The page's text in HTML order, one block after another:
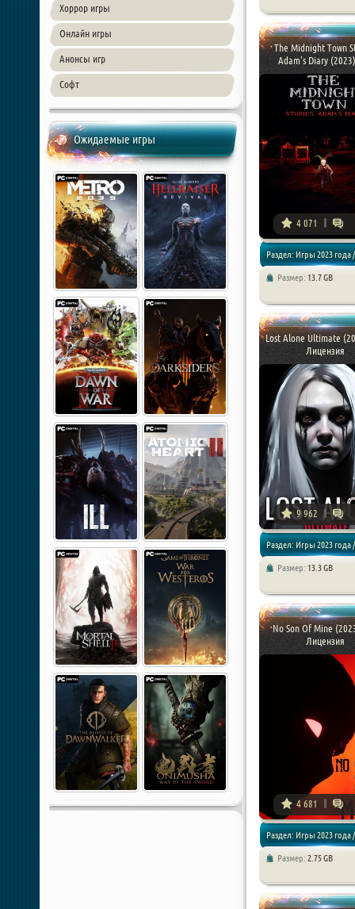
Хоррор игры
Онлайн игры
Анонсы игр
Софт
Ожидаемые игры
The Midnight Town
Adam's Diary
4 071
Раздел: Игры 2023 года /
Размер: 13.7 GB
Lost Alone Ultimate
Лицензия
9 962
Раздел: Игры 2023 года /
Размер: 13.3 GB
No Son Of Mine
Лицензия
4 681
Раздел: Игры 2023 года /
Размер: 2.75 GB